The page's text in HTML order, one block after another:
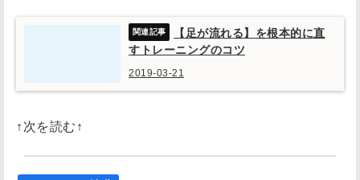
【足が流れる】を根本的に直
すトレーニングのコツ
2019-03-21
↑次を読む↑